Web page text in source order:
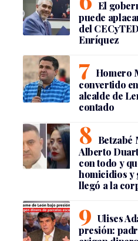
El
puede
del
Enríquez
Homero
convertido
alcalde de
contado
Betzabé
Alberto
con todo y
homicidios y
llegó a la
Ulises
presión: